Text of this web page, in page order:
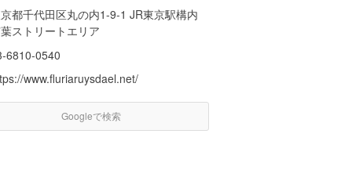
都千代田区丸の内1-9-1 JR東京駅構内
ストリートエリア
6810-0540
www.fluriaruysdael.net/
Googleで検索